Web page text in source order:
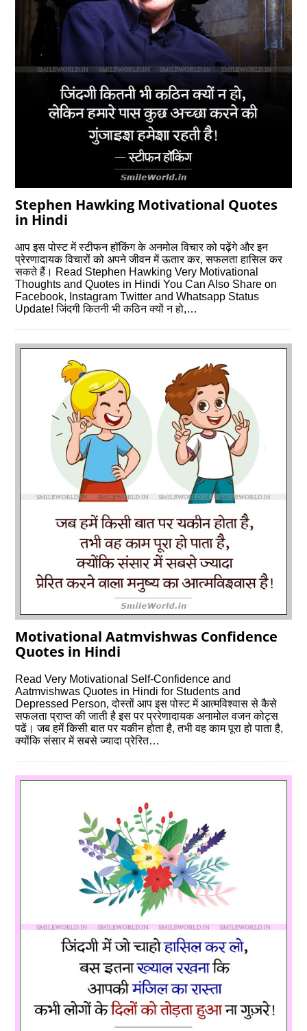
Stephen Hawking Motivational Quotes
in Hindi
आप इस पोस्‍ट में स्टीफन हॉकिंग के अनमोल विचार को पढ़ेंगे और इन
प्रेरणादायक विचारों को अपने जीवन में ऊतार कर, सफलता हासिल कर
सकते हैं। Read Stephen Hawking Very Motivational
Thoughts and Quotes in Hindi You Can Also Share on
Facebook, Instagram Twitter and Whatsapp Status
Update! जिंदगी कितनी भी कठिन क्यों न हो,…
Motivational Aatmvishwas Confidence
Quotes in Hindi
Read Very Motivational Self-Confidence and
Aatmvishwas Quotes in Hindi for Students and
Depressed Person, दोस्‍तों आप इस पोस्‍ट में आत्मविश्वास से कैसे
सफलता प्राप्त की जाती है इस पर प्ररेणादायक अनामोल वजन कोट्स
पढें। जब हमें किसी बात पर यकीन होता है, तभी वह काम पूरा हो पाता है,
क्योंकि संसार में सबसे ज्यादा प्रेरित…